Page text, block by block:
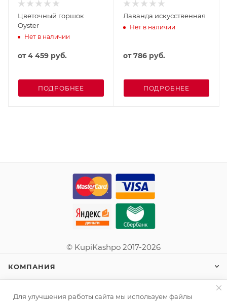
Цветочный горшок
Oyster
Нет в наличии
от4 459 руб.
ПОДРОБНЕЕ
Лаванда искусственная
Нет в наличии
от786 руб.
ПОДРОБНЕЕ
© KupiKashpo 2017-2026
КОМПАНИЯ
Для улучшения работы сайта мы используем файлы